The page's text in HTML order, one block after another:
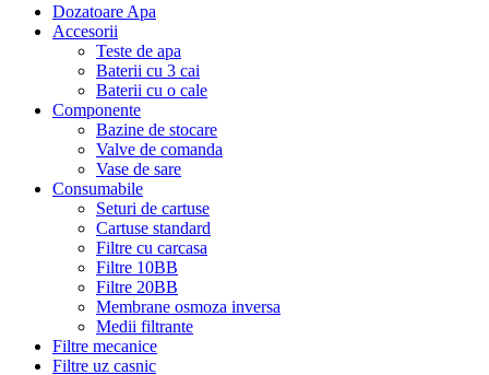
Dozatoare Apa
Accesorii
Teste de apa
Baterii cu 3 cai
Baterii cu o cale
Componente
Bazine de stocare
Valve de comanda
Vase de sare
Consumabile
Seturi de cartuse
Cartuse standard
Filtre cu carcasa
Filtre 10BB
Filtre 20BB
Membrane osmoza inversa
Medii filtrante
Filtre mecanice
Filtre uz casnic